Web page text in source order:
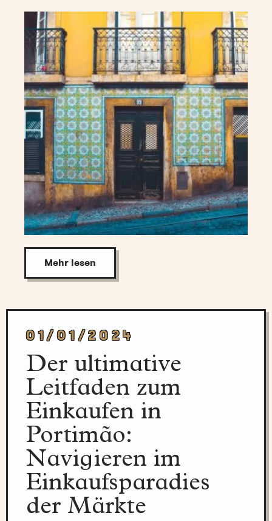
Mehr lesen
01/01/2024
Der ultimative
Leitfaden zum
Einkaufen in
Portimão:
Navigieren im
Einkaufsparadies
der Märkte